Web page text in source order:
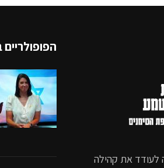
לעודד את קהילה
הפופולריים